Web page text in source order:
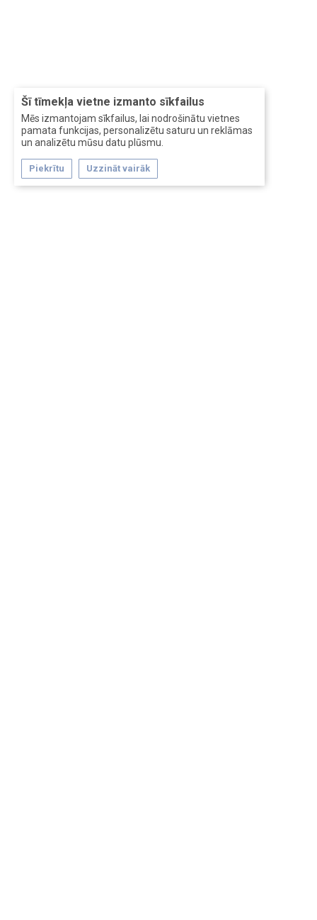
Šī tīmekļa vietne izmanto sīkfailus
Mēs izmantojam sīkfailus, lai nodrošinātu vietnes
pamata funkcijas, personalizētu saturu un reklāmas
un analizētu mūsu datu plūsmu.
Piekrītu Uzzināt vairāk